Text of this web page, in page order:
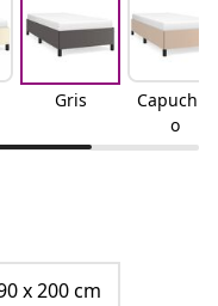
Gris
Capuchin
o
x 200 cm